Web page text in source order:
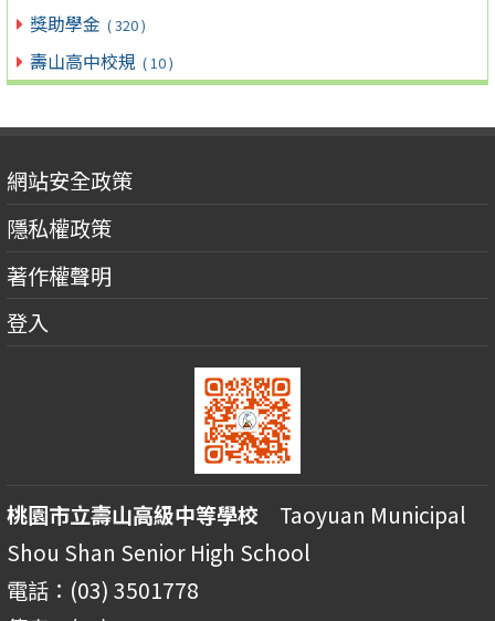
獎助學金 ( 320 )
壽山高中校規 ( 10 )
網站安全政策
隱私權政策
著作權聲明
登入
桃園市立壽山高級中等學校 Taoyuan Municipal
Shou Shan Senior High School
電話：(03) 3501778